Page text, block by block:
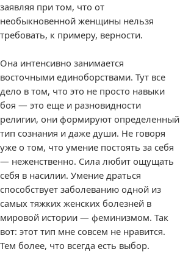
заявляя при том, что от
необыкновенной женщины нельзя
требовать, к примеру, верности.
Она интенсивно занимается
восточными единоборствами. Тут все
дело в том, что это не просто навыки
боя — это еще и разновидности
религии, они формируют определенный
тип сознания и даже души. Не говоря
уже о том, что умение постоять за себя
— неженственно. Сила любит ощущать
себя в насилии. Умение драться
способствует заболеванию одной из
самых тяжких женских болезней в
мировой истории — феминизмом. Так
вот: этот тип мне совсем не нравится.
Тем более, что всегда есть выбор.